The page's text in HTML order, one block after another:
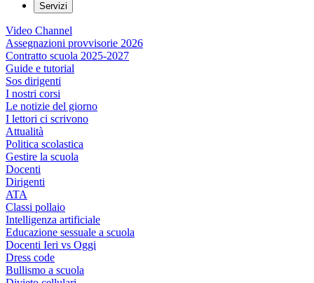
Servizi
Video Channel
Assegnazioni provvisorie 2026
Contratto scuola 2025-2027
Guide e tutorial
Sos dirigenti
I nostri corsi
Le notizie del giorno
I lettori ci scrivono
Attualità
Politica scolastica
Gestire la scuola
Docenti
Dirigenti
ATA
Classi pollaio
Intelligenza artificiale
Educazione sessuale a scuola
Docenti Ieri vs Oggi
Dress code
Bullismo a scuola